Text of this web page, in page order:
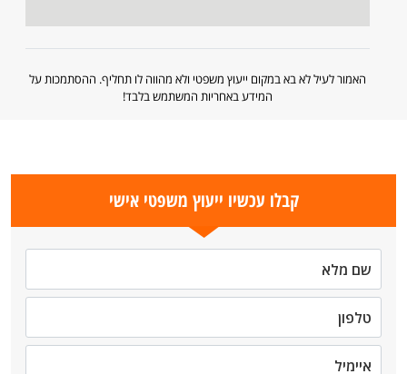
האמור לעיל לא בא במקום ייעוץ משפטי ולא מהווה לו תחליף. ההסתמכות על
המידע באחריות המשתמש בלבד!
קבלו עכשיו ייעוץ משפטי אישי